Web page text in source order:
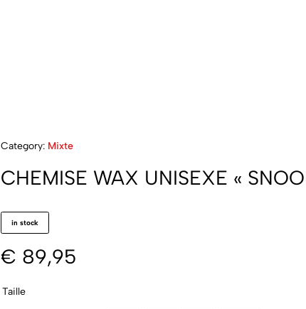
Category: Mixte
CHEMISE WAX UNISEXE «
in stock
€ 89,95
Taille